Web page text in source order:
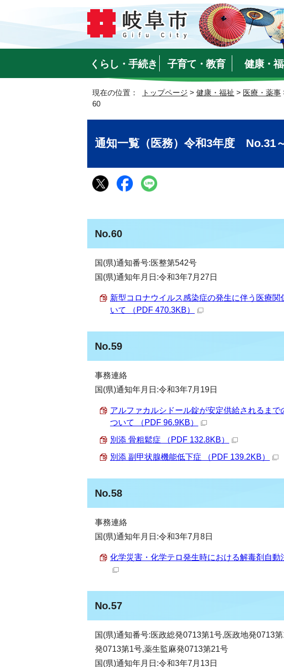
くらし・手続き 子育て・教育 健康・
現在の位置： トップページ > 健康・福祉 > 医療・薬事
60
通知一覧（医務）令和3年度 No.31
No.60
国(県)通知番号:医整第542号
国(県)通知年月日:令和3年7月27日
新型コロナウイルス感染症の発生に伴う医療
いて （PDF 470.3KB）
No.59
事務連絡
国(県)通知年月日:令和3年7月19日
アルファカルシドール錠が安定供給されるま
ついて （PDF 96.9KB）
別添 骨粗鬆症 （PDF 132.8KB）
別添 副甲状腺機能低下症 （PDF 139.2KB）
No.58
事務連絡
国(県)通知年月日:令和3年7月8日
化学災害・化学テロ発生時における解毒剤自動
No.57
国(県)通知番号:医政総発0713第1号,医政地発0713
発0713第1号,薬生監麻発0713第21号
国(県)通知年月日:令和3年7月13日